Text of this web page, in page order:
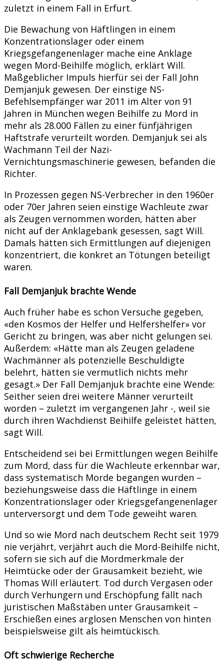
zuletzt in einem Fall in Erfurt.
Die Bewachung von Häftlingen in einem
Konzentrationslager oder einem
Kriegsgefangenenlager mache eine Anklage
wegen Mord-Beihilfe möglich, erklärt Will.
Maßgeblicher Impuls hierfür sei der Fall John
Demjanjuk gewesen. Der einstige NS-
Befehlsempfänger war 2011 im Alter von 91
Jahren in München wegen Beihilfe zu Mord in
mehr als 28.000 Fällen zu einer fünfjährigen
Haftstrafe verurteilt worden. Demjanjuk sei als
Wachmann Teil der Nazi-
Vernichtungsmaschinerie gewesen, befanden die
Richter.
In Prozessen gegen NS-Verbrecher in den 1960er
oder 70er Jahren seien einstige Wachleute zwar
als Zeugen vernommen worden, hätten aber
nicht auf der Anklagebank gesessen, sagt Will.
Damals hätten sich Ermittlungen auf diejenigen
konzentriert, die konkret an Tötungen beteiligt
waren.
Fall Demjanjuk brachte Wende
Auch früher habe es schon Versuche gegeben,
«den Kosmos der Helfer und Helfershelfer» vor
Gericht zu bringen, was aber nicht gelungen sei.
Außerdem: «Hätte man als Zeugen geladene
Wachmänner als potenzielle Beschuldigte
belehrt, hätten sie vermutlich nichts mehr
gesagt.» Der Fall Demjanjuk brachte eine Wende:
Seither seien drei weitere Männer verurteilt
worden – zuletzt im vergangenen Jahr -, weil sie
durch ihren Wachdienst Beihilfe geleistet hätten,
sagt Will.
Entscheidend sei bei Ermittlungen wegen Beihilfe
zum Mord, dass für die Wachleute erkennbar war,
dass systematisch Morde begangen wurden –
beziehungsweise dass die Häftlinge in einem
Konzentrationslager oder Kriegsgefangenenlager
unterversorgt und dem Tode geweiht waren.
Und so wie Mord nach deutschem Recht seit 1979
nie verjährt, verjährt auch die Mord-Beihilfe nicht,
sofern sie sich auf die Mordmerkmale der
Heimtücke oder der Grausamkeit bezieht, wie
Thomas Will erläutert. Tod durch Vergasen oder
durch Verhungern und Erschöpfung fällt nach
juristischen Maßstäben unter Grausamkeit –
Erschießen eines arglosen Menschen von hinten
beispielsweise gilt als heimtückisch.
Oft schwierige Recherche